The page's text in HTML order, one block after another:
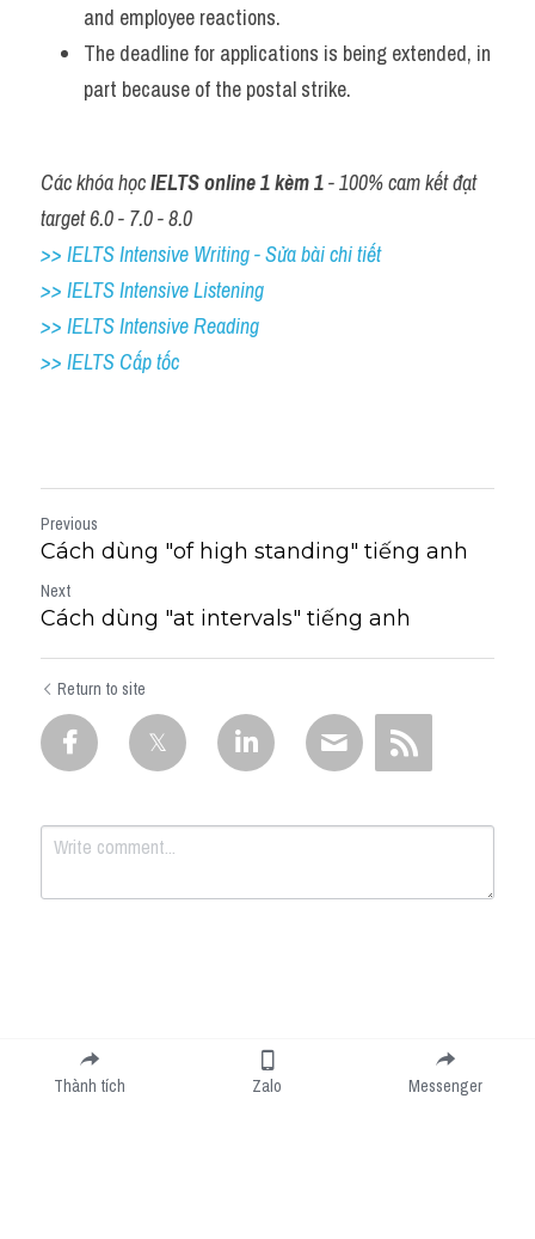
and employee reactions.
The deadline for applications is being extended, in
part because of the postal strike.
Các khóa học IELTS online 1 kèm 1 - 100% cam kết đạt
target 6.0 - 7.0 - 8.0
>> IELTS Intensive Writing - Sửa bài chi tiết
>> IELTS Intensive Listening
>> IELTS Intensive Reading
>> IELTS Cấp tốc
Previous
Cách dùng "of high standing" tiếng anh
Next
Cách dùng "at intervals" tiếng anh
Return to site
Submit
Thành tích Zalo Messenger